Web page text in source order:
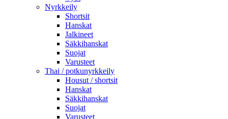
Nyrkkeily
Shortsit
Hanskat
Jalkineet
Säkkihanskat
Suojat
Varusteet
Thai / potkunyrkkeily
Housut / shortsit
Hanskat
Säkkihanskat
Suojat
Varusteet